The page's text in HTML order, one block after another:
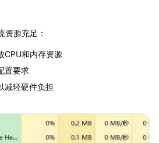
资源充足：
CPU和内存资源
置要求
减轻硬件负担